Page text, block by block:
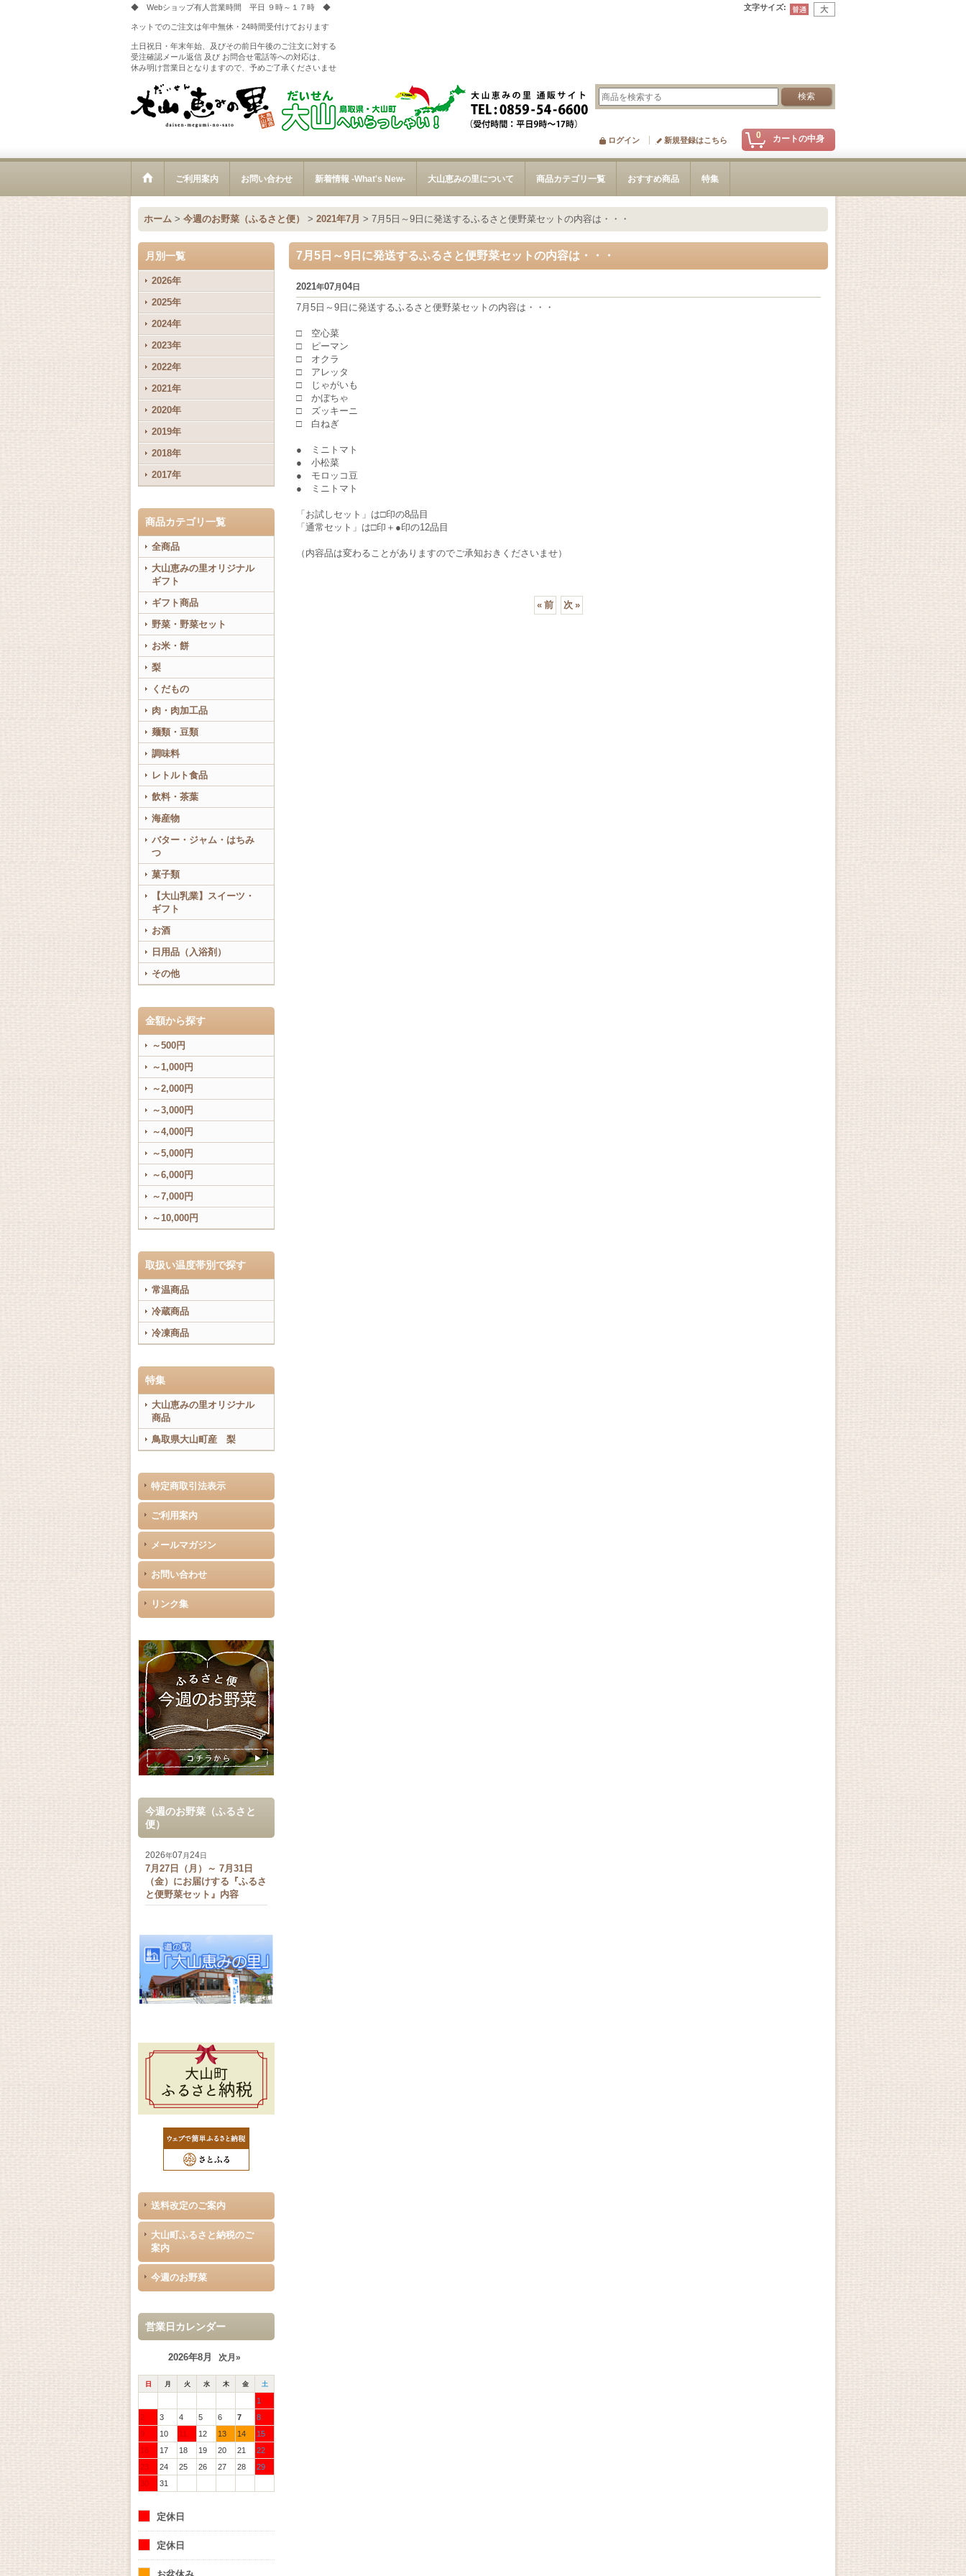
◆ Webショップ有人営業時間 平日 ９時～１７時 ◆
ネットでのご注文は年中無休・24時間受付けております
土日祝日・年末年始、及びその前日午後のご注文に対する
受注確認メール返信 及び お問合せ電話等への対応は、
休み明け営業日となりますので、予めご了承くださいませ
文字サイズ:
0 カートの中身
ログイン 新規登録はこちら
ご利用案内 お問い合わせ 新着情報 -What's New- 大山恵みの里について 商品カテゴリ一覧 おすすめ商品 特集
ホーム > 今週のお野菜（ふるさと便） > 2021年7月 > 7月5日～9日に発送するふるさと便野菜セットの内容は・・・
月別一覧
2026年
2025年
2024年
2023年
2022年
2021年
2020年
2019年
2018年
2017年
商品カテゴリ一覧
全商品
大山恵みの里オリジナル
ギフト
ギフト商品
野菜・野菜セット
お米・餅
梨
くだもの
肉・肉加工品
麺類・豆類
調味料
レトルト食品
飲料・茶葉
海産物
バター・ジャム・はちみ
つ
菓子類
【大山乳業】スイーツ・
ギフト
お酒
日用品（入浴剤）
その他
金額から探す
～500円
～1,000円
～2,000円
～3,000円
～4,000円
～5,000円
～6,000円
～7,000円
～10,000円
取扱い温度帯別で探す
常温商品
冷蔵商品
冷凍商品
特集
大山恵みの里オリジナル
商品
鳥取県大山町産 梨
特定商取引法表示
ご利用案内
メールマガジン
お問い合わせ
リンク集
今週のお野菜（ふるさと
便）
2026年07 月24日
7月27日（月）～ 7月31日
（金）にお届けする『ふるさ
と便野菜セット』内容
送料改定のご案内
大山町ふるさと納税のご
案内
今週のお野菜
営業日カレンダー
2026年8月 次月»
日 月 火 水 木 金 土
1
2
3 4 5 6 7
8
9
10 11 12 13 14
15
16
17 18 19 20 21
22
23
24 25 26 27 28
29
30
31
定休日
定休日
7月5日～9日に発送するふるさと便野菜セットの内容は・・・
2021年07月04日
7月5日～9日に発送するふるさと便野菜セットの内容は・・・
□ 空心菜
□ ピーマン
□ オクラ
□ アレッタ
□ じゃがいも
□ かぼちゃ
□ ズッキーニ
□ 白ねぎ
● ミニトマト
● 小松菜
● モロッコ豆
● ミニトマト
「お試しセット」は□印の8品目
「通常セット」は□印＋●印の12品目
（内容品は変わることがありますのでご承知おきくださいませ）
« 前 次 »